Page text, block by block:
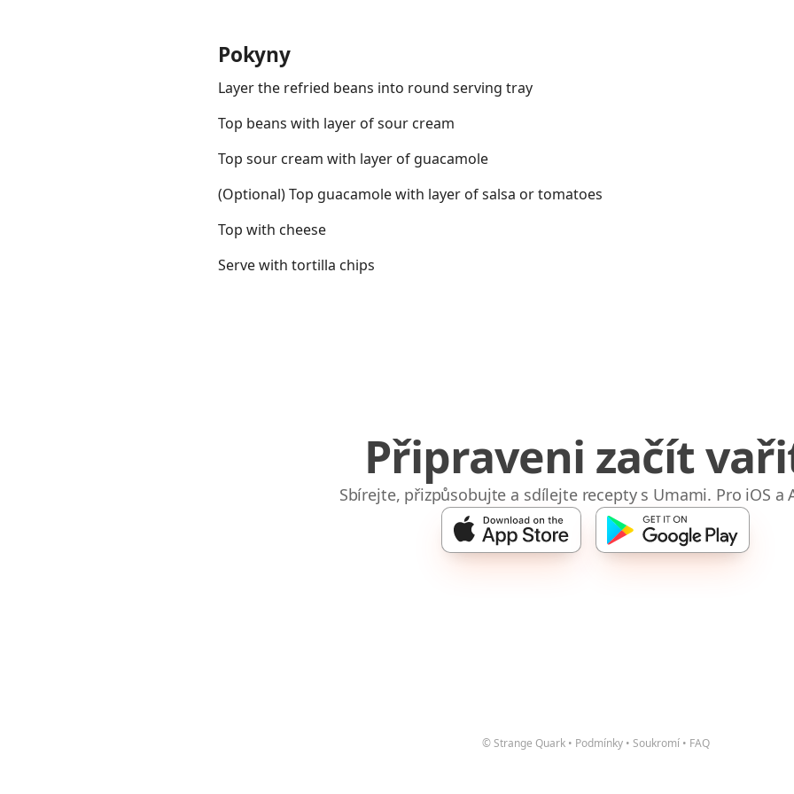
Pokyny
Layer the refried beans into round serving tray
Top beans with layer of sour cream
Top sour cream with layer of guacamole
(Optional) Top guacamole with layer of salsa or tomatoes
Top with cheese
Serve with tortilla chips
Připraveni začít
Sbírejte, přizpůsobujte a sdílejte recepty s Umami. Pro iOS a
© Strange Quark • Podmínky • Soukromí • FAQ